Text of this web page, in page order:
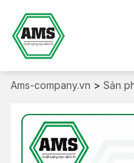
Ams-company.vn > Sản